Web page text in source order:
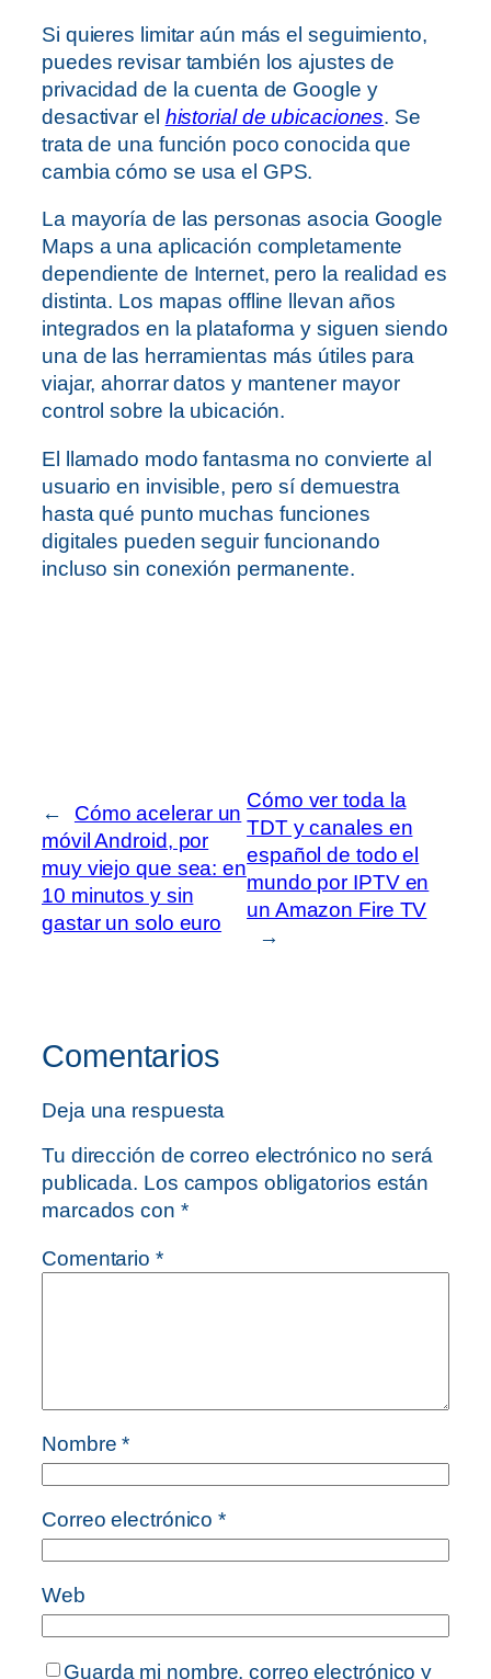
Si quieres limitar aún más el seguimiento,
puedes revisar también los ajustes de
privacidad de la cuenta de Google y
desactivar el historial de ubicaciones. Se
trata de una función poco conocida que
cambia cómo se usa el GPS.
La mayoría de las personas asocia Google
Maps a una aplicación completamente
dependiente de Internet, pero la realidad es
distinta. Los mapas offline llevan años
integrados en la plataforma y siguen siendo
una de las herramientas más útiles para
viajar, ahorrar datos y mantener mayor
control sobre la ubicación.
El llamado modo fantasma no convierte al
usuario en invisible, pero sí demuestra
hasta qué punto muchas funciones
digitales pueden seguir funcionando
incluso sin conexión permanente.
←
Cómo acelerar un
móvil Android, por
muy viejo que sea: en
10 minutos y sin
gastar un solo euro
Cómo ver toda la
TDT y canales en
español de todo el
mundo por IPTV en
un Amazon Fire TV
→
Comentarios
Deja una respuesta
Tu dirección de correo electrónico no será
publicada. Los campos obligatorios están
marcados con *
Comentario *
Nombre*
Correo electrónico*
Web
Guarda mi nombre, correo electrónico y